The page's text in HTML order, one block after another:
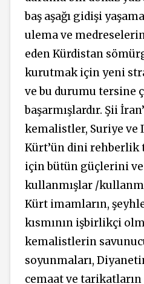
baş aşağı gidişi
ulema ve
eden Kürdistan
kurutmak için yeni
ve bu durumu tersine
başarmışlardır. Şii
kemalistler, Suriye ve
Kürt’ün dini rehberlik
için bütün güçlerini
kullanmışlar /
Kürt imamların,
kısmının işbirlikçi
kemalistlerin
soyunmaları,
cemaat ve tarikatların